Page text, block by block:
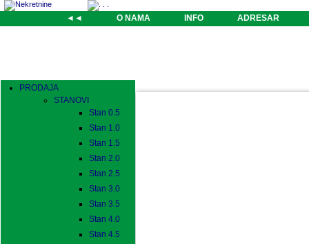
◄◄ O NAMA INFO ADRESAR
PRODAJA
STANOVI
Stan 0.5
Stan 1.0
Stan 1.5
Stan 2.0
Stan 2.5
Stan 3.0
Stan 3.5
Stan 4.0
Stan 4.5